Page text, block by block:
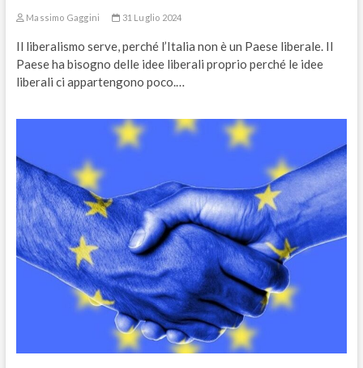
Massimo Gaggini 31 Luglio 2024
Il liberalismo serve, perché l’Italia non è un Paese liberale. Il
Paese ha bisogno delle idee liberali proprio perché le idee
liberali ci appartengono poco.…